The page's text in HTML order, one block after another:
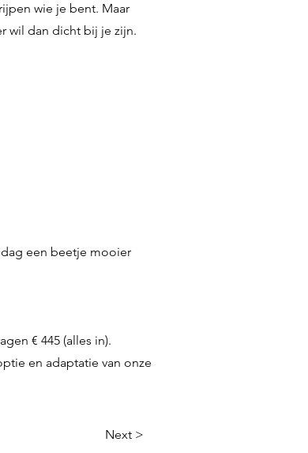
wie je bent. Maar
wil dan dicht bij je zijn.
een beetje mooier
€ 445 (alles in).
en adaptatie van onze
Next >